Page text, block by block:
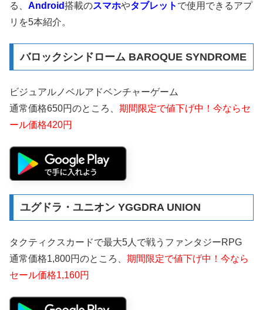
る、 Android搭載のスマホやタブレット で使用できるアプ
リを5本紹介。
バロックシンドローム BAROQUE SYNDROME
ビジュアルノベルアドベンチャーゲーム
通常価格650円のところ、 期間限定で値下げ中！今ならセ
ール価格420円
ユグドラ・ユニオン YGGDRA UNION
タクティクスカードで最大5人で戦うファンタジーRPG
通常価格1,800円のところ、 期間限定で値下げ中！今なら
セール価格1,160円